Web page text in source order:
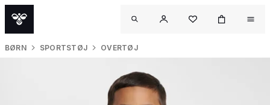
BØRN SPORTSTØJ OVERTØJ